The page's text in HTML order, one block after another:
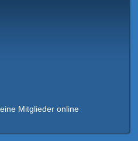
Mitglieder online